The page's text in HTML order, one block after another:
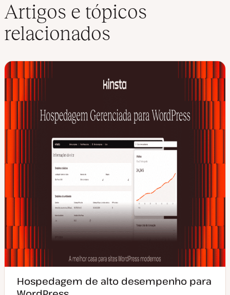
e
d
n
t
e
r
Artigos e tópicos
relacionados
Hospedagem de alto desempenho para